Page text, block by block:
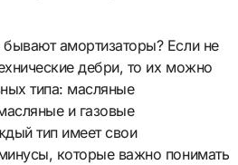
амортизаторы? Если не
дебри, то их можно
типа: масляные
и газовые
тип имеет свои
которые важно понимать